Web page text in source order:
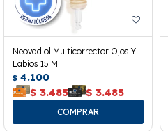
Neovadiol Multicorrector Ojos Y
Labios 15 Ml.
$ 4.100
$ 3.485 $ 3.485